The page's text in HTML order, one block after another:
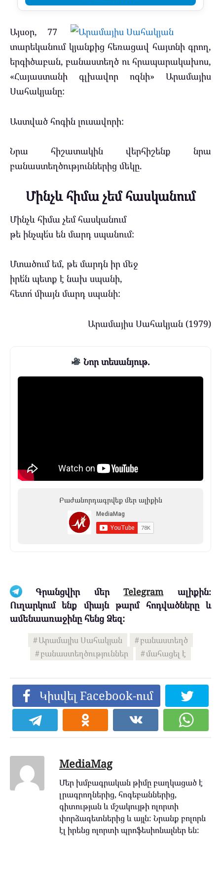
Այսօր, 77
տարեկանում կյանքից հեռացավ հայտնի գրող,
երգիծաբան, բանաստեղծ ու հրապարակախոս,
«Հայաստանի գլխավոր ոզնի» Արամայիս
Սահակյանը:
Աստված հոգին լուսավորի:
Նրա հիշատակին վերհիշենք նրա
բանաստեղծություններից մեկը.
Մինչև հիմա չեմ հասկանում
Մինչև հիմա չեմ հասկանում
թե ինչպե՛ս են մարդ սպանում:
Մտածում եմ, թե մարդն իր մեջ
իրե՛ն պետք է նախ սպանի,
հետո՛ միայն մարդ սպանի:
Արամայիս Սահակյան (1979)
Նոր տեսանյութ.
Բաժանորդագրվեք մեր ալիքին
Գրանցվիր մերTelegramալիքին։
Ուղարկում ենք միայն թարմ հոդվածները և
ամենաառաջինը հենց Ձեզ:
Արամայիս Սահակյան
բանաստեղծ
բանաստեղծություններ
մահացել է
Կիսվել Facebook-ում
MediaMag
Մեր խմբագրական թիմը բաղկացած է
լրագրողներից, հոգեբաններից,
գիտության և մշակույթի ոլորտի
փորձագետներից և այլն: Նրանք բոլորն
էլ իրենց ոլորտի պրոֆեսիոնալներ են: